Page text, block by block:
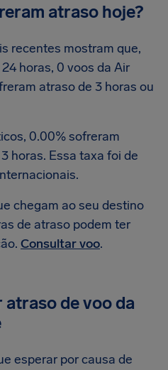
atraso hoje?
recentes mostram que,
horas, 0 voos da Air
atraso de 3 horas ou
0.00% sofreram
horas. Essa taxa foi de
chegam ao seu destino
de atraso podem ter
Consultar voo.
atraso de voo da
esperar por causa de